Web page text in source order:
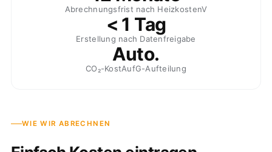
Abrechnungsfrist nach HeizkostenV
< 1 Tag
Erstellung nach Datenfreigabe
Auto.
CO₂-KostAufG-Aufteilung
WIE WIR ABRECHNEN